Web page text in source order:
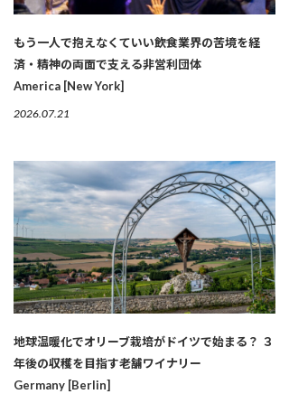
もう一人で抱えなくていい――飲食業界の苦境を経
済・精神の両面で支える非営利団体
America [New York]
2026.07.21
地球温暖化でオリーブ栽培がドイツで始まる？ ３
年後の収穫を目指す老舗ワイナリー
Germany [Berlin]